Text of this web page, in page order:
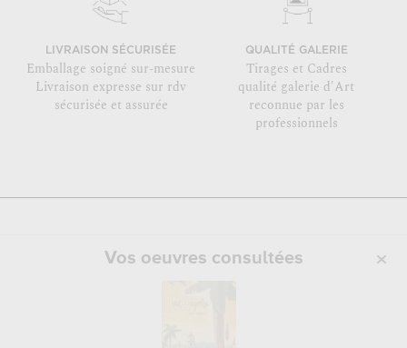
LIVRAISON SÉCURISÉE
Emballage soigné sur-mesure
Livraison expresse sur rdv
sécurisée et assurée
QUALITÉ GALERIE
Tirages et Cadres
qualité galerie d'Art
reconnue par les
professionnels
Vos oeuvres consultées